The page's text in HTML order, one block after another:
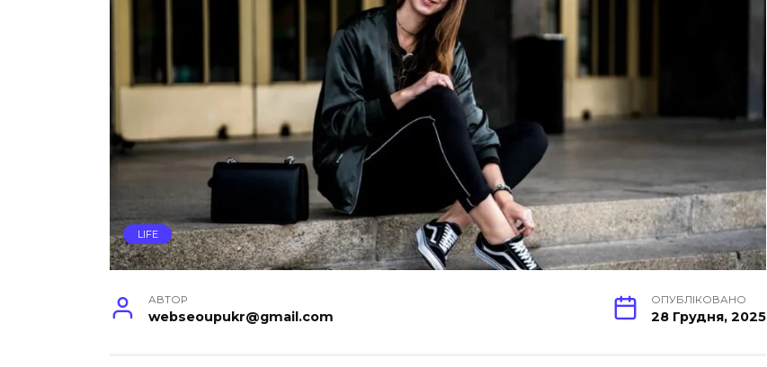
LIFE
АВТОР
webseoupukr@gmail.com
ОПУБЛІКОВАНО
28 Грудня, 2025